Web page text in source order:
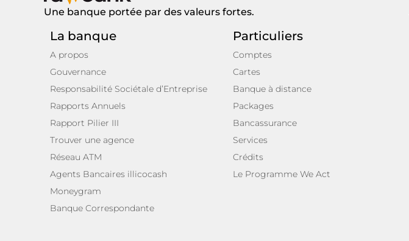
Une banque portée par des valeurs fortes.
La banque
A propos
Gouvernance
Responsabilité Sociétale d’Entreprise
Rapports Annuels
Rapport Pilier III
Trouver une agence
Réseau ATM
Agents Bancaires illicocash
Moneygram
Banque Correspondante
Particuliers
Comptes
Cartes
Banque à distance
Packages
Bancassurance
Services
Crédits
Le Programme We Act